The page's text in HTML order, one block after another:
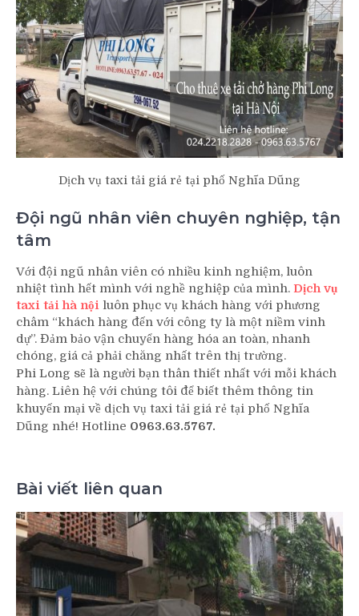
Dịch vụ taxi tải giá rẻ tại phố Nghĩa Dũng
Đội ngũ nhân viên chuyên nghiệp, tận
tâm
Với đội ngũ nhân viên có nhiều kinh nghiệm, luôn
nhiệt tình hết mình với nghề nghiệp của mình. Dịch vụ
taxi tải hà nội luôn phục vụ khách hàng với phương
châm “khách hàng đến với công ty là một niềm vinh
dự”. Đảm bảo vận chuyển hàng hóa an toàn, nhanh
chóng, giá cả phải chăng nhất trên thị trường.
Phi Long sẽ là người bạn thân thiết nhất với mỗi khách
hàng. Liên hệ với chúng tôi để biết thêm thông tin
khuyến mại về dịch vụ taxi tải giá rẻ tại phố Nghĩa
Dũng nhé! Hotline 0963.63.5767.
Bài viết liên quan